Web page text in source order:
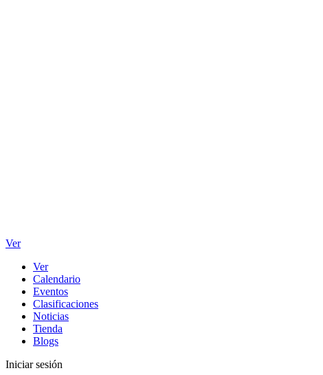
Ver
Ver
Calendario
Eventos
Clasificaciones
Noticias
Tienda
Blogs
Iniciar sesión